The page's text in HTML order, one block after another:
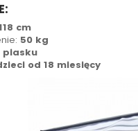
cm
50 kg
piasku
od 18 miesięcy